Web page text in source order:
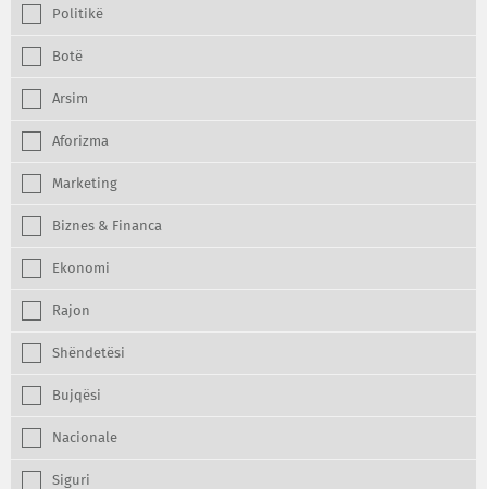
Politikë
Botë
Arsim
Aforizma
Marketing
Biznes & Financa
Ekonomi
Rajon
Shëndetësi
Bujqësi
Nacionale
Siguri